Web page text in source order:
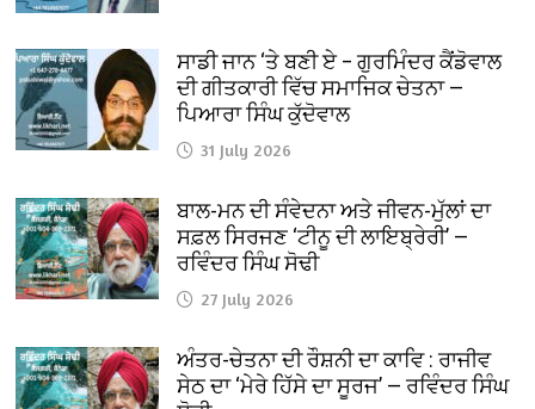
ਸਾਡੀ ਜਾਨ ‘ਤੇ ਬਣੀ ਏ – ਗੁਰਮਿੰਦਰ ਕੈਂਡੋਵਾਲ
ਦੀ ਗੀਤਕਾਰੀ ਵਿੱਚ ਸਮਾਜਿਕ ਚੇਤਨਾ —
ਪਿਆਰਾ ਸਿੰਘ ਕੁੱਦੋਵਾਲ
31 July 2026
ਬਾਲ-ਮਨ ਦੀ ਸੰਵੇਦਨਾ ਅਤੇ ਜੀਵਨ-ਮੁੱਲਾਂ ਦਾ
ਸਫ਼ਲ ਸਿਰਜਣ ‘ਟੀਨੂ ਦੀ ਲਾਇਬ੍ਰੇਰੀ’ —
ਰਵਿੰਦਰ ਸਿੰਘ ਸੋਢੀ
27 July 2026
ਅੰਤਰ-ਚੇਤਨਾ ਦੀ ਰੌਸ਼ਨੀ ਦਾ ਕਾਵਿ : ਰਾਜੀਵ
ਸੇਠ ਦਾ ‘ਮੇਰੇ ਹਿੱਸੇ ਦਾ ਸੂਰਜ’ — ਰਵਿੰਦਰ ਸਿੰਘ